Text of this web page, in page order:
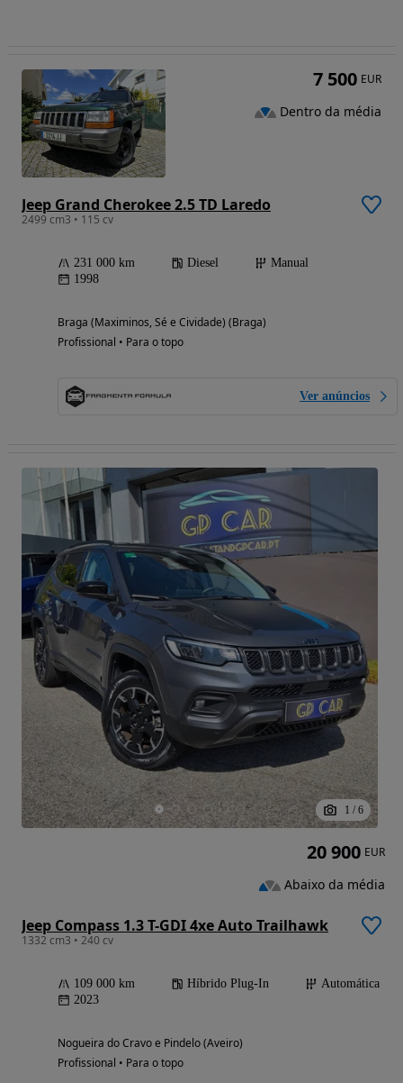
Jeep Grand Cherokee 2.5 TD Laredo
2499 cm3 • 115 cv
231 000 km Diesel
Manual
1998
Braga (Maximinos, Sé e Cividade) (Braga)
Profissional • Para o topo
Ver anúncios
7 500 EUR
Dentro da média
1 / 6
Jeep Compass 1.3 T-GDI 4xe Auto Trailhawk
1332 cm3 • 240 cv
109 000 km Híbrido Plug-In
Automática
2023
Nogueira do Cravo e Pindelo (Aveiro)
Profissional • Para o topo
20 900 EUR
Abaixo da média